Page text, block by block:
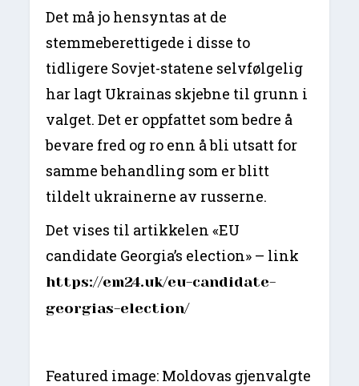
Det må jo hensyntas at de
stemmeberettigede i disse to
tidligere Sovjet-statene selvfølgelig
har lagt Ukrainas skjebne til grunn i
valget. Det er oppfattet som bedre å
bevare fred og ro enn å bli utsatt for
samme behandling som er blitt
tildelt ukrainerne av russerne.
Det vises til artikkelen «EU
candidate Georgia’s election» – link
https://em24.uk/eu-candidate-
georgias-election/
Featured image: Moldovas gjenvalgte